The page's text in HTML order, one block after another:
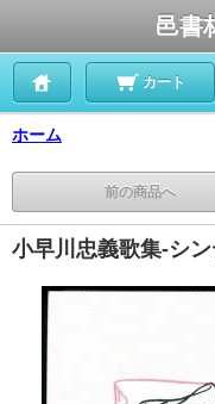
邑書
カート
ホーム
前の商品へ
小早川忠義歌集-シ